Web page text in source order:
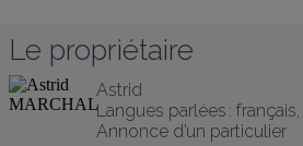
Le propriétaire
Astrid
Langues parlées : français
Annonce d’un particulier